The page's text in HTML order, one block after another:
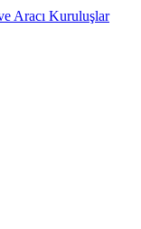
Aracı Kuruluşlar